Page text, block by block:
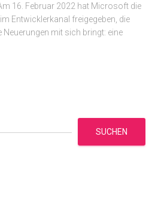
16. Februar 2022 hat Microsoft die
Entwicklerkanal freigegeben, die
mit sich bringt: eine
SUCHEN